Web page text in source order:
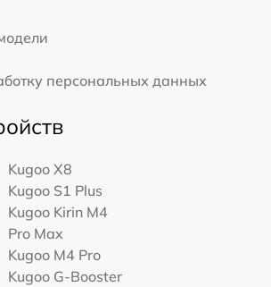
персональных данных
Kugoo X8
Kugoo S1 Plus
Kugoo Kirin M4
Pro Max
Kugoo M4 Pro
Kugoo G-Booster